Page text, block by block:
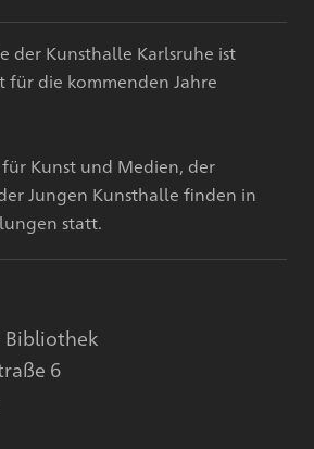
der Kunsthalle Karlsruhe ist
für die kommenden Jahre
Kunst und Medien, der
Jungen Kunsthalle finden in
statt.
Bibliothek
6